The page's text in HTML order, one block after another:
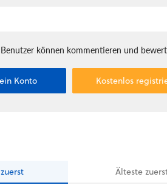
können kommentieren und
Konto Kostenlos
zuerst Älteste